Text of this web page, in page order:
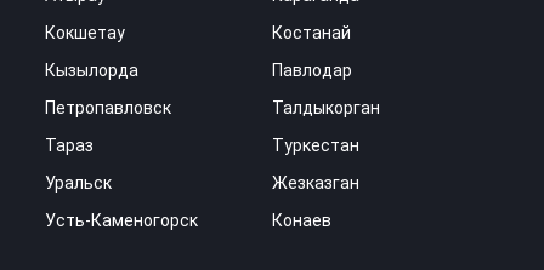
Кокшетау
Костанай
Кызылорда
Павлодар
Петропавловск
Талдыкорган
Тараз
Туркестан
Уральск
Жезказган
Усть-Каменогорск
Конаев